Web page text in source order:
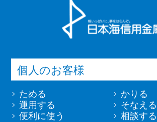
個人のお客様
ためる
かりる
運用する
そなえる
便利に使う
相談する